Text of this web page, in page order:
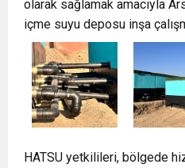
olarak sağlamak amacıyla
içme suyu deposu inşa
HATSU yetkilileri, bölgede